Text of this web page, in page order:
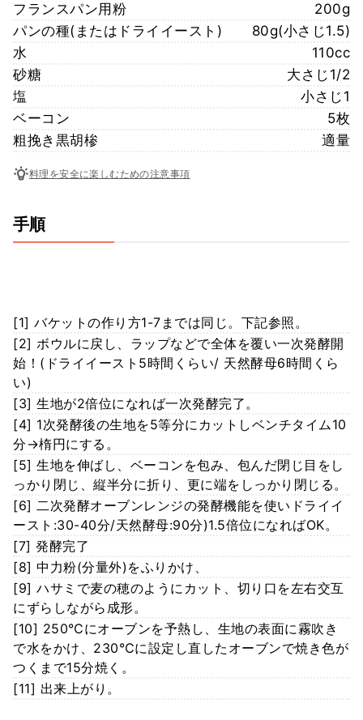
フランスパン用粉
200g
パンの種(またはドライイースト)
80g(小さじ1.5)
水
110cc
砂糖
大さじ1/2
塩
小さじ1
ベーコン
5枚
粗挽き黒胡椮
適量
料理を安全に楽しむための注意事項
手順
[1] バケットの作り方1-7までは同じ。下記参照。
[2] ボウルに戻し、ラップなどで全体を覆い一次発酵開
始！(ドライイースト5時間くらい/ 天然酵母6時間くら
い)
[3] 生地が2倍位になれば一次発酵完了。
[4] 1次発酵後の生地を5等分にカットしベンチタイム10
分→楕円にする。
[5] 生地を伸ばし、ベーコンを包み、包んだ閉じ目をし
っかり閉じ、縦半分に折り、更に端をしっかり閉じる。
[6] 二次発酵オーブンレンジの発酵機能を使いドライイ
ースト:30-40分/天然酵母:90分)1.5倍位になればOK。
[7] 発酵完了
[8] 中力粉(分量外)をふりかけ、
[9] ハサミで麦の穂のようにカット、切り口を左右交互
にずらしながら成形。
[10] 250℃にオーブンを予熱し、生地の表面に霧吹き
で水をかけ、230℃に設定し直したオーブンで焼き色が
つくまで15分焼く。
[11] 出来上がり。